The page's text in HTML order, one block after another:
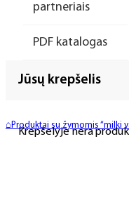
partneriais
PDF katalogas
Jūsų krepšelis
Krepšelyje nėra
⌂ Produktai su žymomis “milki